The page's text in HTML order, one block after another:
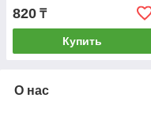
820 ₸
Купить
О нас